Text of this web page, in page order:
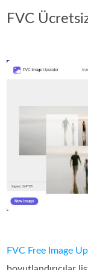
FVC
FVC Free Image